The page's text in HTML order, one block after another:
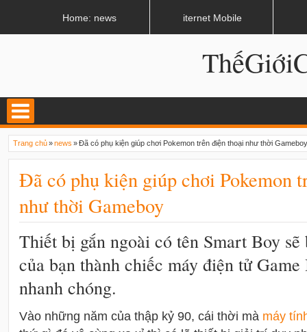
Trang chủ»news »Đã có phụ kiện giúp chơi Pokemon trên điện thoại như thời Gameboy
Đã có phụ kiện giúp chơi Pokemon
như thời Gameboy
Thiết bị gắn ngoài có tên Smart Boy sẽ
của bạn thành chiếc máy điện tử
nhanh chóng.
Vào những năm của thập kỷ 90, cái thời mà máy
Home: news iternet Mobile